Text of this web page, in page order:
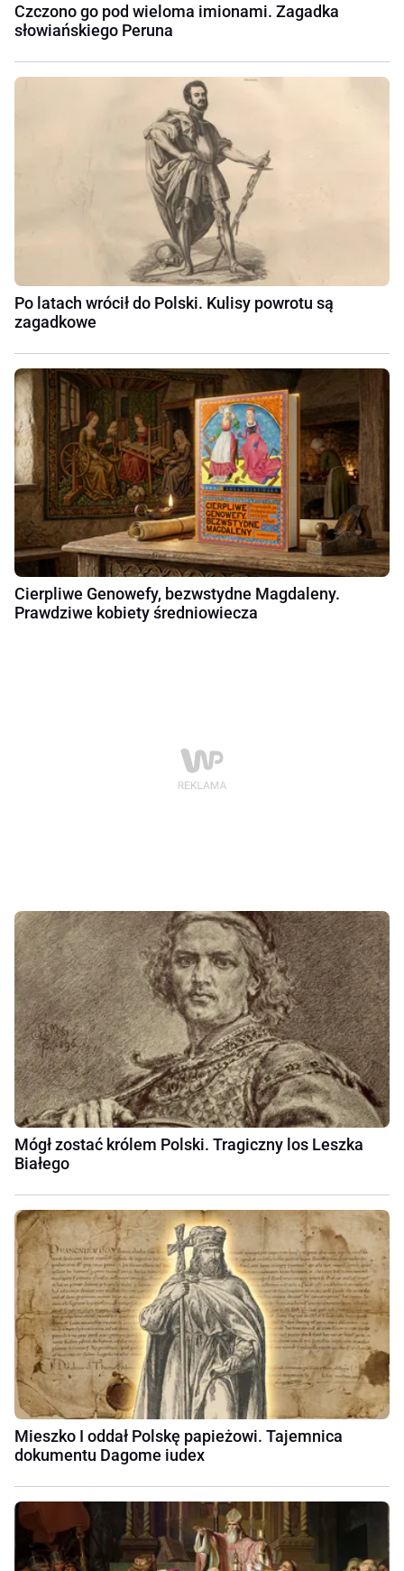
Czczono go pod wieloma imionami. Zagadka
słowiańskiego Peruna
Po latach wrócił do Polski. Kulisy powrotu są
zagadkowe
Cierpliwe Genowefy, bezwstydne Magdaleny.
Prawdziwe kobiety średniowiecza
Mógł zostać królem Polski. Tragiczny los Leszka
Białego
Mieszko I oddał Polskę papieżowi. Tajemnica
dokumentu Dagome iudex